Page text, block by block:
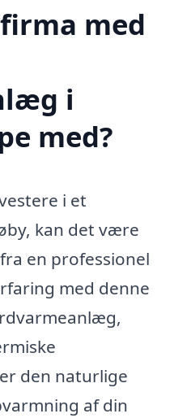
med
i
med?
i et
kan det være
en professionel
med denne
den naturlige
af din